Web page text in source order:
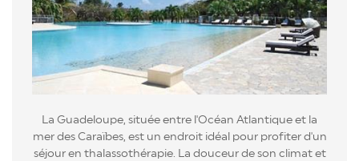
La Guadeloupe, située entre l'Océan Atlantique et la
mer des Caraïbes, est un endroit idéal pour profiter d'un
séjour en thalassothérapie. La douceur de son climat et